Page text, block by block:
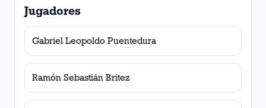
Jugadores
Gabriel Leopoldo Puentedura
Ramón Sebastián Britez